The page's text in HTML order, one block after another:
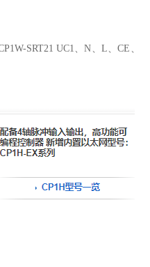
SRT21 UC1、N、L、CE、